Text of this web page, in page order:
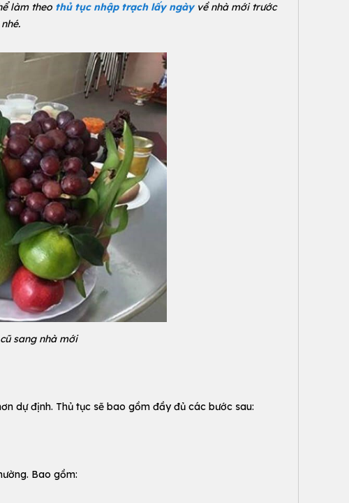
làm theo thủ tục nhập trạch lấy ngàyvề nhà mới trước
sang nhà mới
dự định. Thủ tục sẽ bao gồm đầy đủ các bước sau:
Bao gồm: